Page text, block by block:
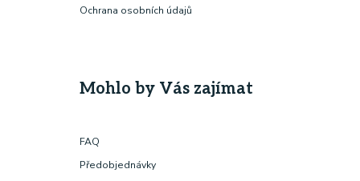
Ochrana osobních údajů
Mohlo by Vás zajímat
FAQ
Předobjednávky